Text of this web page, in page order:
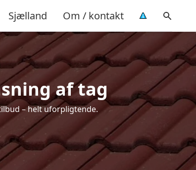
Sjælland Om / kontakt
af tag
– helt uforpligtende.